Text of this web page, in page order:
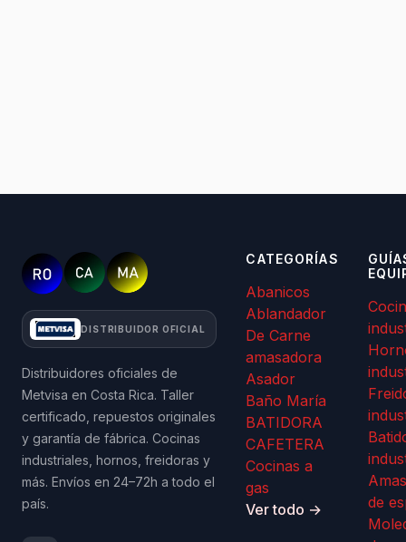
DISTRIBUIDOR OFICIAL
Distribuidores oficiales de
Metvisa en Costa Rica. Taller
certificado, repuestos originales
y garantía de fábrica. Cocinas
industriales, hornos, freidoras y
más. Envíos en 24–72h a todo el
país.
CATEGORÍAS
Abanicos
Ablandador
De Carne
amasadora
Asador
Baño María
BATIDORA
CAFETERA
Cocinas a
gas
Ver todo →
de